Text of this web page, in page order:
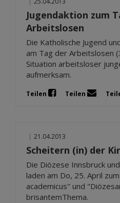
Jugendaktion zum
Arbeitslosen
Die Katholische Jugend
am Tag der Arbeitslosen
Situation arbeitsloser
aufmerksam.
Teilen Teilen
| 21.04.2013
Scheitern (in) der
Die Diözese Innsbruck
laden am Do, 25. April
academicus" und
brisantemThema.